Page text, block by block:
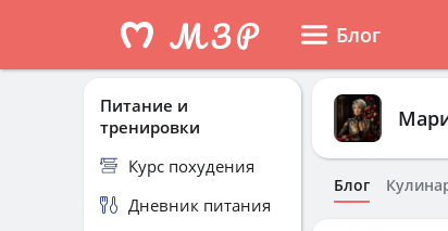
Блог
Блог
Питание и
тренировки
Курс похудения
Дневник питания